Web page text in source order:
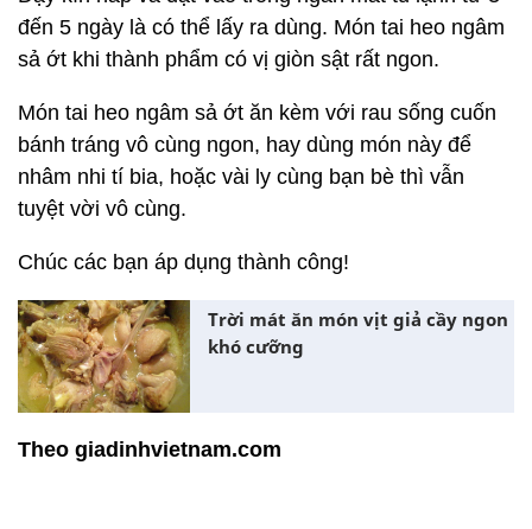
đến 5 ngày là có thể lấy ra dùng. Món tai heo ngâm
sả ớt khi thành phẩm có vị giòn sật rất ngon.
Món tai heo ngâm sả ớt ăn kèm với rau sống cuốn
bánh tráng vô cùng ngon, hay dùng món này để
nhâm nhi tí bia, hoặc vài ly cùng bạn bè thì vẫn
tuyệt vời vô cùng.
Chúc các bạn áp dụng thành công!
Trời mát ăn món vịt giả cầy ngon
khó cưỡng
Theo giadinhvietnam.com